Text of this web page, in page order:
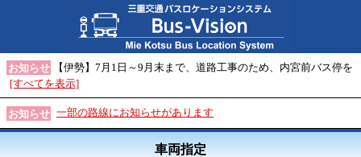
お知らせ
【伊勢】7月1日～9月末まで、道路工事のため、内宮前バス停を
[すべてを表示]
お知らせ 一部の路線にお知らせがあります
車両指定